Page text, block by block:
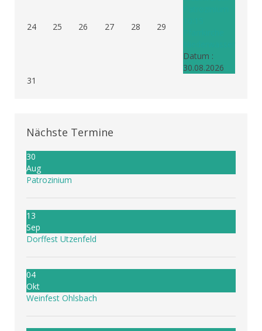
24 25 26 27 28 29
Datum :
30.08.2026
31
Nächste Termine
30
Aug
Patrozinium
13
Sep
Dorffest Utzenfeld
04
Okt
Weinfest Ohlsbach